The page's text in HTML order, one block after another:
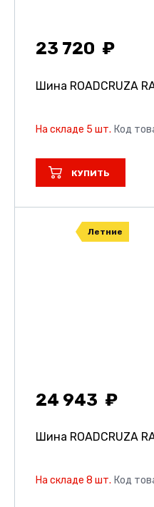
23 720
Шина ROADCRUZA
На складе 5 шт. Код
КУПИТЬ
Летние
24 943
Шина ROADCRUZA
На складе 8 шт. Код